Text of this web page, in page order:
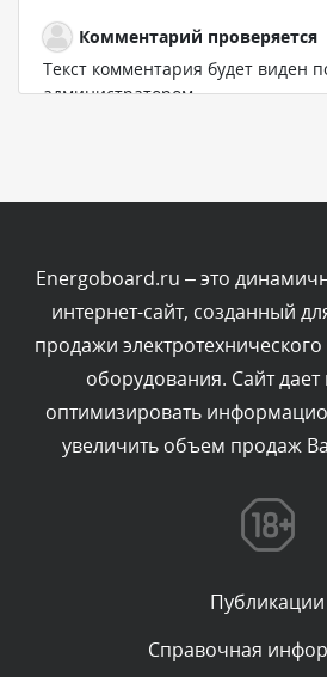
Комментарий проверяется
Текст комментария будет виден
администратором.
Комментарий проверяется
Текст комментария будет виден
администратором.
Комментарий проверяется
Текст комментария будет виден
Комментарий проверяется
Текст комментария будет виден
администратором.
Energoboard.ru – это
интернет-сайт, созданный
продажи
оборудования. Сайт
оптимизировать
увеличить объем продаж
Публикации
Справочная